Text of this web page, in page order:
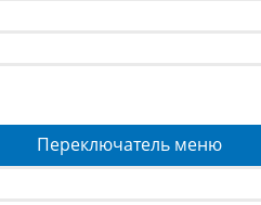
Переключатель меню